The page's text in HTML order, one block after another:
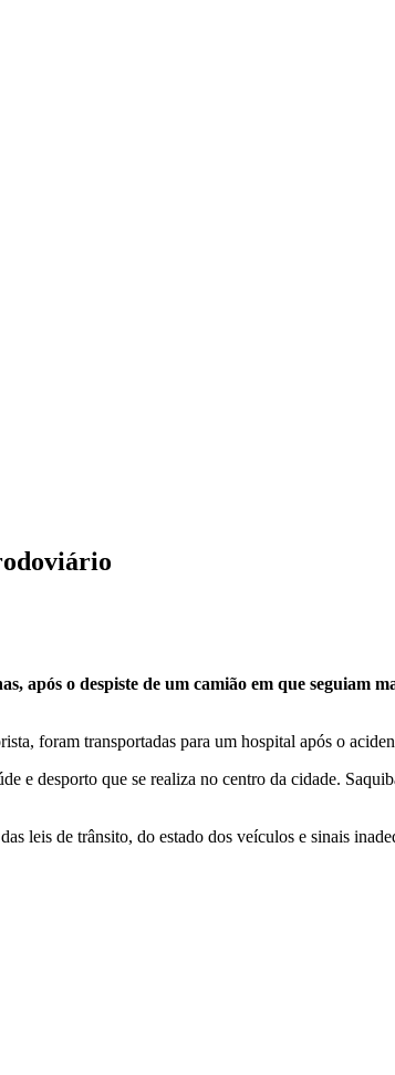
após o despiste de um camião em que seguiam
foram transportadas para um hospital após o
e desporto que se realiza no centro da cidade.
leis de trânsito, do estado dos veículos e sinais